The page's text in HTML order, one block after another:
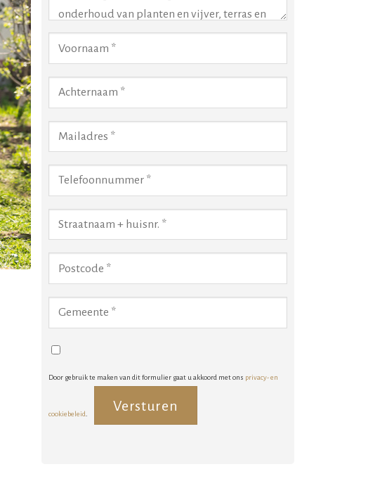
Door gebruik te maken van dit formulier gaat u akkoord met ons privacy- en
cookiebeleid